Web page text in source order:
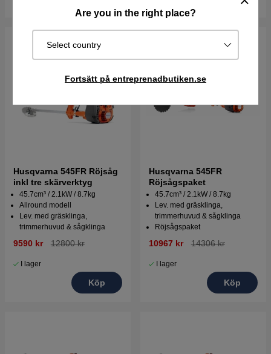
Are you in the right place?
Select country
Fortsätt på entreprenadbutiken.se
Husqvarna 545FR Röjsåg
inkl tre skärverktyg
45.7cm³ / 2.1kW / 8.7kg
Allround modell
Lev. med gräsklinga,
trimmerhuvud & sågklinga
9590 kr 12800 kr
I lager
Köp
Husqvarna 545FR
Röjsågspaket
45.7cm³ / 2.1kW / 8.7kg
Lev. med gräsklinga,
trimmerhuvud & sågklinga
Röjsågspaket
10967 kr 14306 kr
I lager
Köp